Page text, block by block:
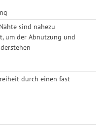
sind nahezu
um der Abnutzung und
durch einen fast